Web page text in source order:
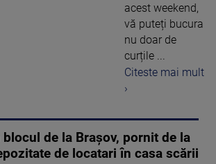
acest weekend,
vă puteți bucura
nu doar de
curțile ...
Citeste mai mult
›
blocul de la Brașov, pornit de la
de locatari în casa scării